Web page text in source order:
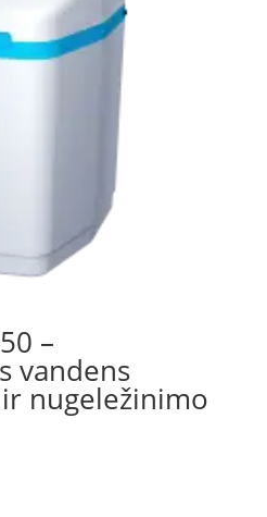
–
vandens
nugeležinimo